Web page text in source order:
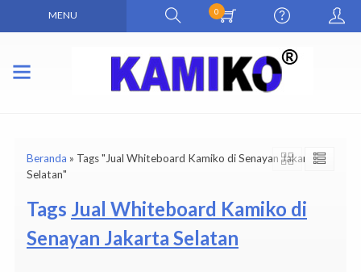
MENU 0
Beranda » Tags "Jual Whiteboard Kamiko di Senayan Jakarta
Selatan"
Tags Jual Whiteboard Kamiko di
Senayan Jakarta Selatan